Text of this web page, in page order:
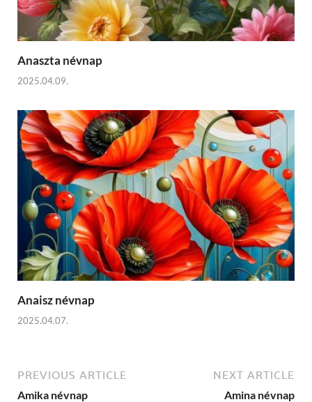
Anaszta névnap
2025.04.09.
Anaisz névnap
2025.04.07.
PREVIOUS ARTICLE
Amika névnap
NEXT ARTICLE
Amina névnap